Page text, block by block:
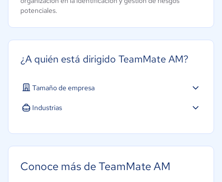
potenciales.
¿A quién está dirigido TeamMate AM?
Tamaño de empresa
Industrias
Conoce más de TeamMate AM